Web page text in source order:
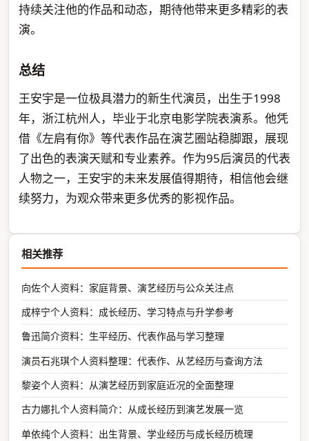
持续关注他的作品和动态，期待他带来更多精彩的表
演。
总结
王安宇是一位极具潜力的新生代演员，出生于1998
年，浙江杭州人，毕业于北京电影学院表演系。他凭
借《左肩有你》等代表作品在演艺圈站稳脚跟，展现
了出色的表演天赋和专业素养。作为95后演员的代表
人物之一，王安宇的未来发展值得期待，相信他会继
续努力，为观众带来更多优秀的影视作品。
相关推荐
向佐个人资料：家庭背景、演艺经历与公众关注点
成梓宁个人资料：成长经历、学习特点与升学参考
鲁迅简介资料：生平经历、代表作品与学习整理
演员石兆琪个人资料整理：代表作、从艺经历与查询方法
黎姿个人资料：从演艺经历到家庭近况的全面整理
古力娜扎个人资料简介：从成长经历到演艺发展一览
单依纯个人资料：出生背景、学业经历与成长经历梳理